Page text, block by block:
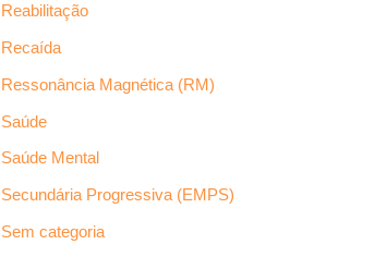
Reabilitação
Recaída
Ressonância Magnética (RM)
Saúde
Saúde Mental
Secundária Progressiva (EMPS)
Sem categoria